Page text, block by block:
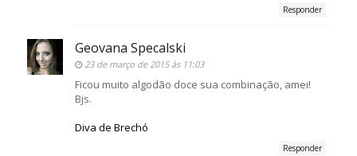
Responder
Geovana Specalski
23 de março de 2015 às 11:03
Ficou muito algodão doce sua combinação, amei!
Bjs.
Diva de Brechó
Responder